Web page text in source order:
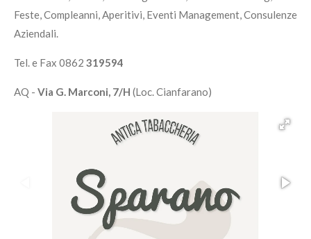
Feste, Compleanni, Aperitivi, Eventi Management, Consulenze
Aziendali.
Tel. e Fax 0862 319594
AQ - Via G. Marconi, 7/H (Loc. Cianfarano)